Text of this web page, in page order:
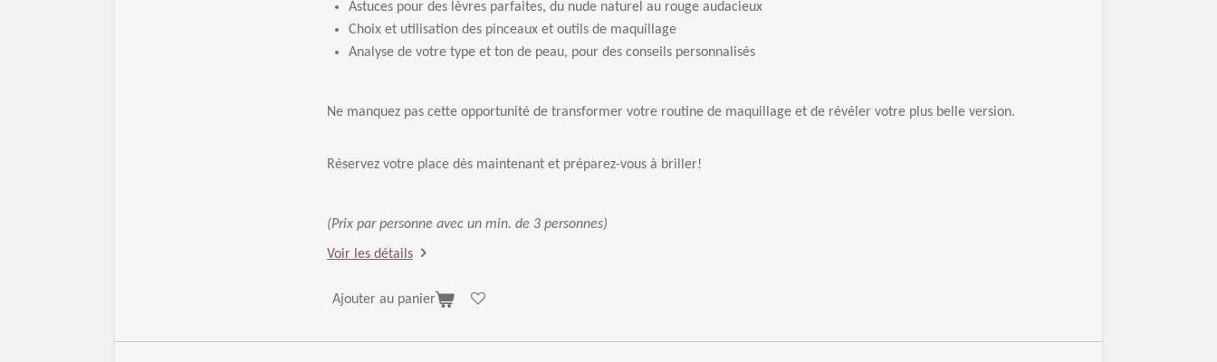
Astuces pour des lèvres parfaites, du nude naturel au rouge audacieux
Choix et utilisation des pinceaux et outils de maquillage
Analyse de votre type et ton de peau, pour des conseils personnalisés
Ne manquez pas cette opportunité de transformer votre routine de maquillage et de révéler votre plus belle version.
Réservez votre place dès maintenant et préparez-vous à briller!
(Prix par personne avec un min. de 3 personnes)
Voir les détails
Ajouter au panier